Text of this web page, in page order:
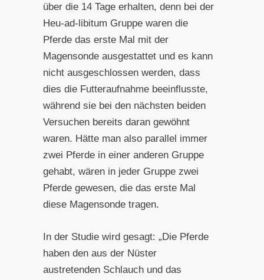
über die 14 Tage erhalten, denn bei der
Heu-ad-libitum Gruppe waren die
Pferde das erste Mal mit der
Magensonde ausgestattet und es kann
nicht ausgeschlossen werden, dass
dies die Futteraufnahme beeinflusste,
während sie bei den nächsten beiden
Versuchen bereits daran gewöhnt
waren. Hätte man also parallel immer
zwei Pferde in einer anderen Gruppe
gehabt, wären in jeder Gruppe zwei
Pferde gewesen, die das erste Mal
diese Magensonde tragen.
In der Studie wird gesagt: „Die Pferde
haben den aus der Nüster
austretenden Schlauch und das